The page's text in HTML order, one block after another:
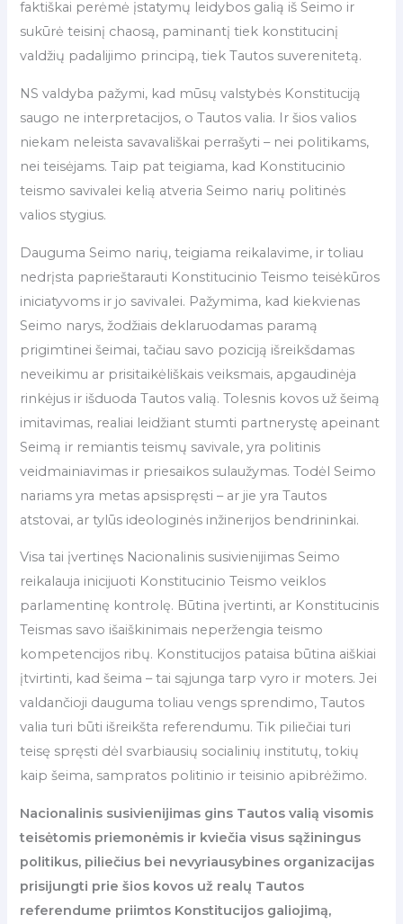
faktiškai perėmė įstatymų leidybos galią iš Seimo ir
sukūrė teisinį chaosą, paminantį tiek konstitucinį
valdžių padalijimo principą, tiek Tautos suverenitetą.
NS valdyba pažymi, kad mūsų valstybės Konstituciją
saugo ne interpretacijos, o Tautos valia. Ir šios valios
niekam neleista savavališkai perrašyti – nei politikams,
nei teisėjams. Taip pat teigiama, kad Konstitucinio
teismo savivalei kelią atveria Seimo narių politinės
valios stygius.
Dauguma Seimo narių, teigiama reikalavime, ir toliau
nedrįsta paprieštarauti Konstitucinio Teismo teisėkūros
iniciatyvoms ir jo savivalei. Pažymima, kad kiekvienas
Seimo narys, žodžiais deklaruodamas paramą
prigimtinei šeimai, tačiau savo poziciją išreikšdamas
neveikimu ar prisitaikėliškais veiksmais, apgaudinėja
rinkėjus ir išduoda Tautos valią. Tolesnis kovos už šeimą
imitavimas, realiai leidžiant stumti partnerystę apeinant
Seimą ir remiantis teismų savivale, yra politinis
veidmainiavimas ir priesaikos sulaužymas. Todėl Seimo
nariams yra metas apsispręsti – ar jie yra Tautos
atstovai, ar tylūs ideologinės inžinerijos bendrininkai.
Visa tai įvertinęs Nacionalinis susivienijimas Seimo
reikalauja inicijuoti Konstitucinio Teismo veiklos
parlamentinę kontrolę. Būtina įvertinti, ar Konstitucinis
Teismas savo išaiškinimais neperžengia teismo
kompetencijos ribų. Konstitucijos pataisa būtina aiškiai
įtvirtinti, kad šeima – tai sąjunga tarp vyro ir moters. Jei
valdančioji dauguma toliau vengs sprendimo, Tautos
valia turi būti išreikšta referendumu. Tik piliečiai turi
teisę spręsti dėl svarbiausių socialinių institutų, tokių
kaip šeima, sampratos politinio ir teisinio apibrėžimo.
Nacionalinis susivienijimas gins Tautos valią visomis
teisėtomis priemonėmis ir kviečia visus sąžiningus
politikus, piliečius bei nevyriausybines organizacijas
prisijungti prie šios kovos už realų Tautos
referendume priimtos Konstitucijos galiojimą,